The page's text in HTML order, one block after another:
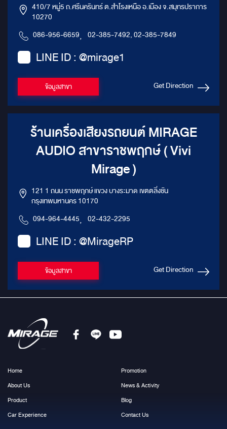
410/7 หมู่5 ถ.ศรีนครินทร์ ต.สำโรงเหนือ อ.เมือง จ.สมุทรปราการ
10270
086-956-6659, 02-385-7492, 02-385-7849
LINE ID : @mirage1
ข้อมูลสาขา Get Direction
ร้านเครื่องเสียงรถยนต์ MIRAGE
AUDIO สาขาราชพฤกษ์ ( Vivi
Mirage )
121 1 ถนน ราชพฤกษ์ แขวง บางระมาด เขตตลิ่งชัน
กรุงเทพมหานคร 10170
094-964-4445, 02-432-2295
LINE ID : @MirageRP
ข้อมูลสาขา Get Direction
Home
About Us
Product
Car Experience
Promotion
News & Activity
Blog
Contact Us